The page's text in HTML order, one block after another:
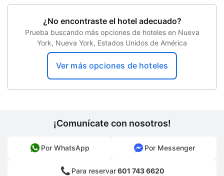
¿No encontraste el hotel adecuado?
Prueba buscando más opciones de hoteles en Nueva
York, Nueva York, Estados Unidos de América
Ver más opciones de hoteles
¡Comunícate con nosotros!
Por WhatsApp Por Messenger
Para reservar601 743 6620